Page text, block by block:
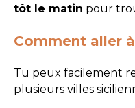
tôt le matin pour
Comment aller
Tu peux facilement
plusieurs villes